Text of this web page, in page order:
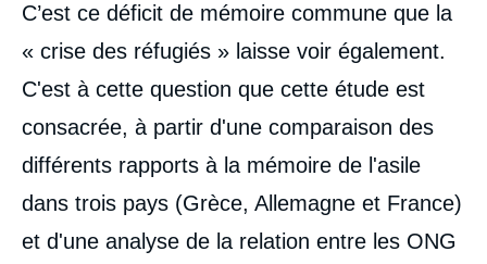
C’est ce déficit de mémoire commune que la
« crise des réfugiés » laisse voir également.
C'est à cette question que cette étude est
consacrée, à partir d'une comparaison des
différents rapports à la mémoire de l'asile
dans trois pays (Grèce, Allemagne et France)
et d'une analyse de la relation entre les ONG